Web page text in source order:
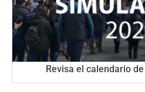
Revisa el calendario